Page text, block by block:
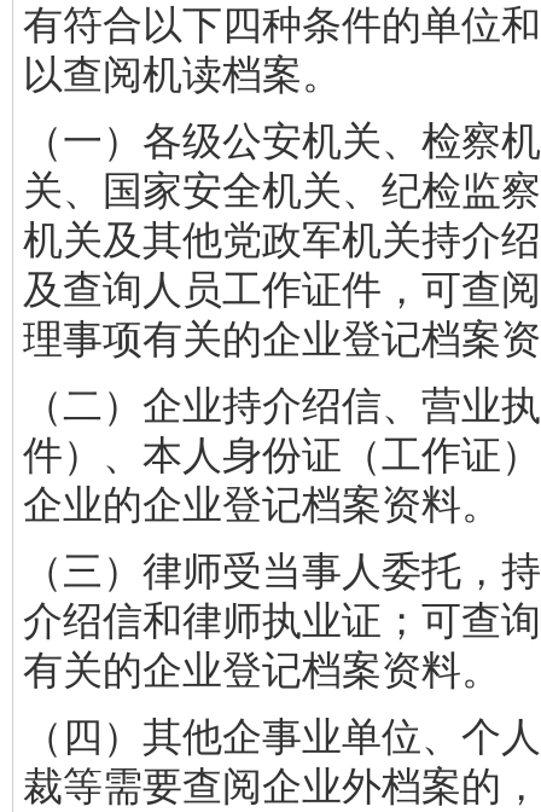
有符合以下四种条件的单位
以查阅机读档案。
（一）各级公安机关、检察
关、国家安全机关、纪检监
机关及其他党政军机关持介
及查询人员工作证件，可查
理事项有关的企业登记档案
（二）企业持介绍信、营业
件）、本人身份证（工作证
企业的企业登记档案资料。
（三）律师受当事人委托，
介绍信和律师执业证；可查
有关的企业登记档案资料。
（四）其他企事业单位、个
裁等需要查阅企业外档案的